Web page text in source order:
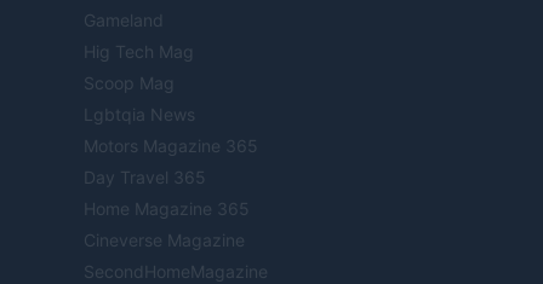
Gameland
Hig Tech Mag
Scoop Mag
Lgbtqia News
Motors Magazine 365
Day Travel 365
Home Magazine 365
Cineverse Magazine
SecondHomeMagazine